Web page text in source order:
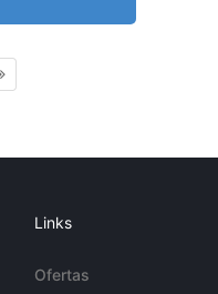
Links
Ofertas